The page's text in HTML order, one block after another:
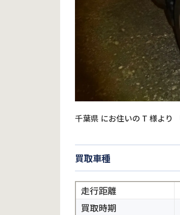
千葉県 にお住いの T 様より
買取車種
走行距離
買取時期